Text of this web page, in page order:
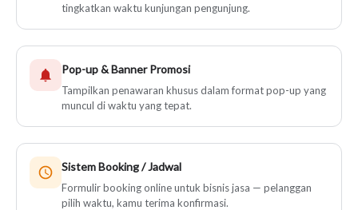
tingkatkan waktu kunjungan pengunjung.
Pop-up & Banner Promosi
Tampilkan penawaran khusus dalam format pop-up yang
muncul di waktu yang tepat.
Sistem Booking / Jadwal
Formulir booking online untuk bisnis jasa — pelanggan
pilih waktu, kamu terima konfirmasi.